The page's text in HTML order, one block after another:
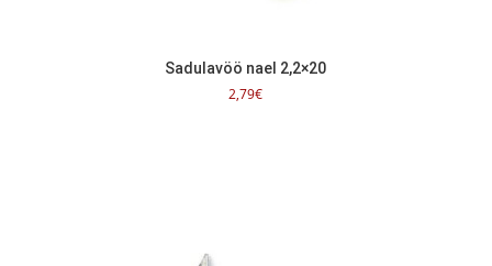
Sadulavöö nael 2,2×20
2,79€